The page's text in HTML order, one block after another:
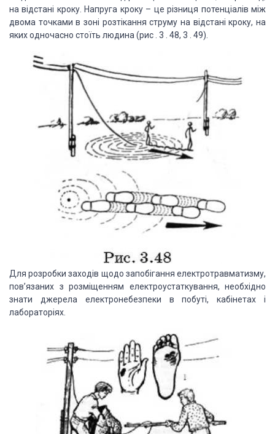
на відстані кроку. Напруга кроку – це різниця потенціалів між
двома точками в зоні розтікання струму на відстані кроку, на
яких одночасно стоїть людина (рис . 3 . 48, 3 . 49).
Для розробки заходів щодо запобігання електротравматизму,
пов’язаних з розміщенням електроустаткування, необхідно
знати джерела електронебезпеки в побуті, кабінетах і
лабораторіях.